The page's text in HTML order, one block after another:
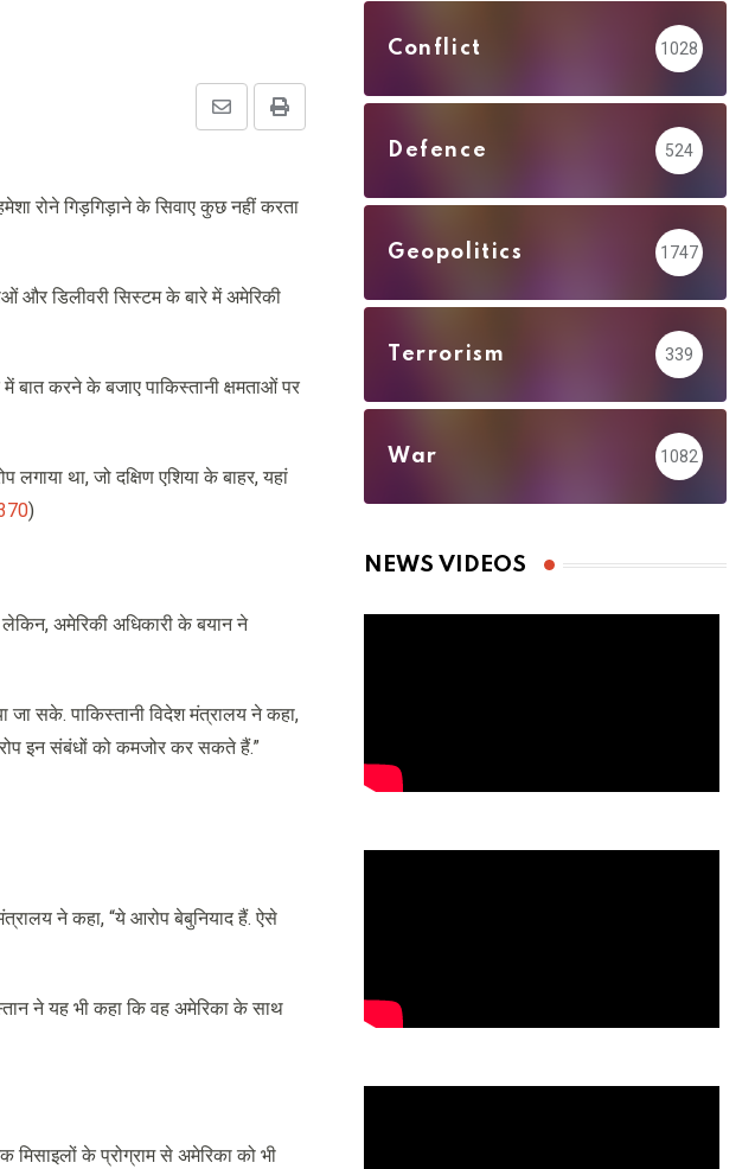
Print
Share
रोने गिड़गिड़ाने के सिवाए कुछ नहीं करता
और डिलीवरी सिस्टम के बारे में अमेरिकी
बात करने के बजाए पाकिस्तानी क्षमताओं पर
था, जो दक्षिण एशिया के बाहर, यहां
)
अमेरिकी अधिकारी के बयान ने
जा सके. पाकिस्तानी विदेश मंत्रालय ने कहा,
इन संबंधों को कमजोर कर सकते हैं.”
ने कहा, “ये आरोप बेबुनियाद हैं. ऐसे
ने यह भी कहा कि वह अमेरिका के साथ
मिसाइलों के प्रोग्राम से अमेरिका को भी
Conflict 1028
Defence 524
Geopolitics 1747
Terrorism 339
War 1082
NEWS VIDEOS